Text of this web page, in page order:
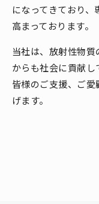
になってきており
高まっております。
当社は、放射性物
からも社会に貢献し
皆様のご支援、ご
げます。